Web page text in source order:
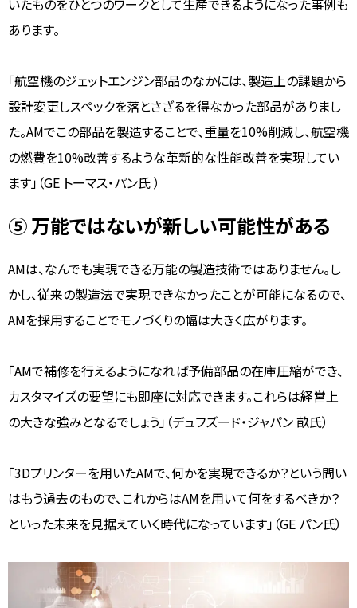
いたものをひとつのワークとして生産できるようになった事例も
あります。
「航空機のジェットエンジン部品のなかには、製造上の課題から
設計変更しスペックを落とさざるを得なかった部品がありまし
た。AMでこの部品を製造することで、重量を10%削減し、航空機
の燃費を10%改善するような革新的な性能改善を実現してい
ます」（GE トーマス・パン氏 ）
⑤ 万能ではないが新しい可能性がある
AMは、なんでも実現できる万能の製造技術ではありません。し
かし、従来の製造法で実現できなかったことが可能になるので、
AMを採用することでモノづくりの幅は大きく広がります。
「AMで補修を行えるようになれば予備部品の在庫圧縮ができ、
カスタマイズの要望にも即座に対応できます。これらは経営上
の大きな強みとなるでしょう」（デュフズード・ジャパン 畝氏）
「3Dプリンターを用いたAMで、何かを実現できるか？という問い
はもう過去のもので、これからはAMを用いて何をするべきか？
といった未来を見据えていく時代になっています」（GE パン氏）